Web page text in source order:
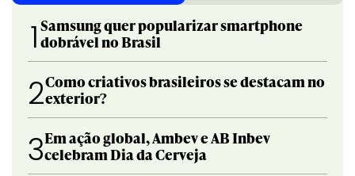
1 Samsung quer popularizar smartphone
dobrável no Brasil
2Como criativos brasileiros se destacam no
exterior?
3Em ação global, Ambev e AB Inbev
celebram Dia da Cerveja